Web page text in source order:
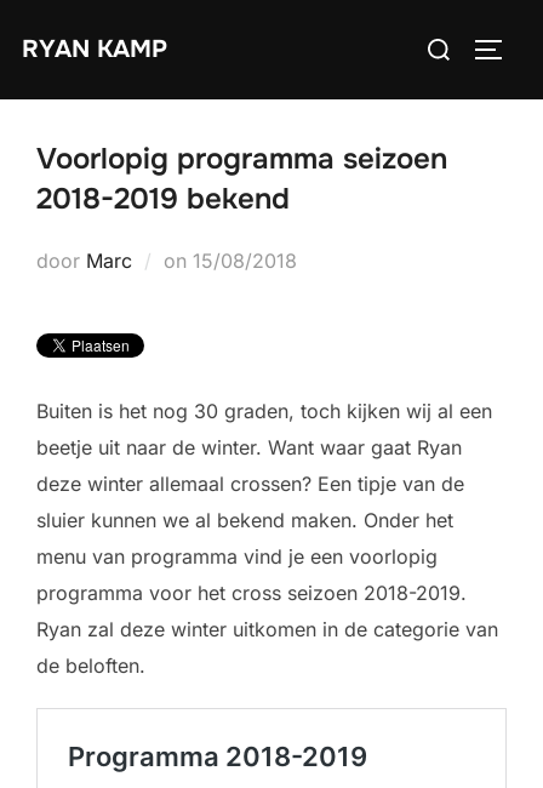
naarRYAN KAMP
Zoek
Voorlopig programma seizoen
2018-2019 bekend
door Marc on Geplaatst
15/08/2018
Buiten is het nog 30 graden, toch kijken wij al een
beetje uit naar de winter. Want waar gaat Ryan
deze winter allemaal crossen? Een tipje van de
sluier kunnen we al bekend maken. Onder het
menu van programma vind je een voorlopig
programma voor het cross seizoen 2018-2019.
Ryan zal deze winter uitkomen in de categorie van
de beloften.